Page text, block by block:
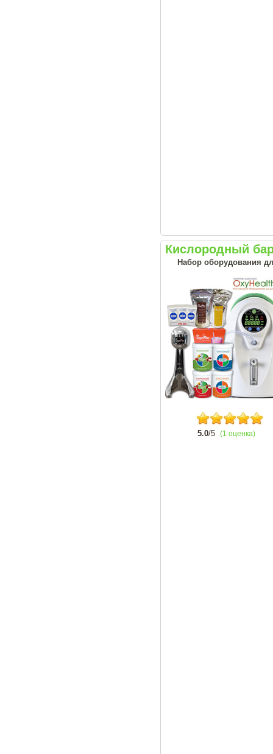
Кислородный
Набор оборудования
5.0/5 (1 оценка)